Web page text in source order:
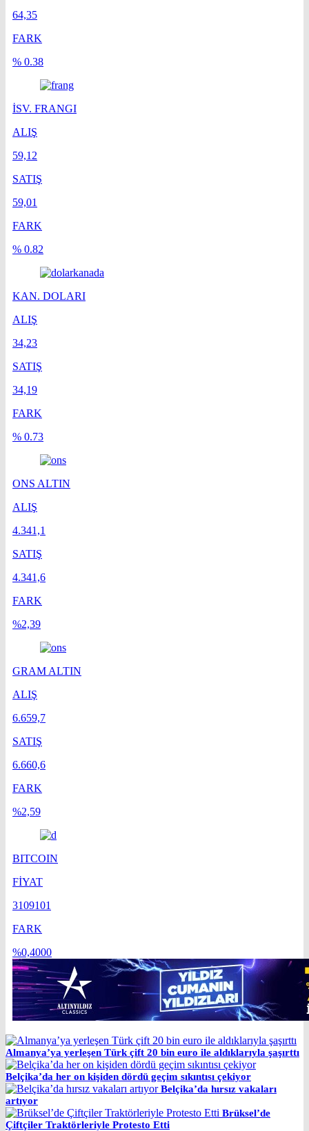
64,35
FARK
% 0.38
İSV. FRANGI
ALIŞ
59,12
SATIŞ
59,01
FARK
% 0.82
KAN. DOLARI
ALIŞ
34,23
SATIŞ
34,19
FARK
% 0.73
ONS ALTIN
ALIŞ
4.341,1
SATIŞ
4.341,6
FARK
%2,39
GRAM ALTIN
ALIŞ
6.659,7
SATIŞ
6.660,6
FARK
%2,59
BITCOIN
FİYAT
3109101
FARK
%0,4000
Almanya’ya yerleşen Türk çift 20 bin euro ile aldıklarıyla şaşırttı
Belçika’da her on kişiden dördü geçim sıkıntısı çekiyor
Belçika’da hırsız vakaları
artıyor
Brüksel’de
Çiftçiler Traktörleriyle Protesto Etti